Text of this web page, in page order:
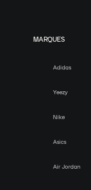
MARQUES
Adidas
Yeezy
Nike
Asics
Air Jordan